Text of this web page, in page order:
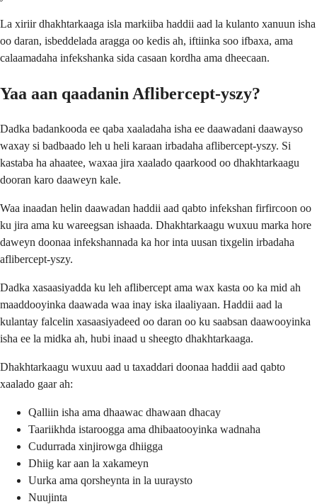
La xiriir dhakhtarkaaga isla markiiba haddii aad la kulanto xanuun isha
oo daran, isbeddelada aragga oo kedis ah, iftiinka soo ifbaxa, ama
calaamadaha infekshanka sida casaan kordha ama dheecaan.
Yaa aan qaadanin Aflibercept-yszy?
Dadka badankooda ee qaba xaaladaha isha ee daawadani daawayso
waxay si badbaado leh u heli karaan irbadaha aflibercept-yszy. Si
kastaba ha ahaatee, waxaa jira xaalado qaarkood oo dhakhtarkaagu
dooran karo daaweyn kale.
Waa inaadan helin daawadan haddii aad qabto infekshan firfircoon oo
ku jira ama ku wareegsan ishaada. Dhakhtarkaagu wuxuu marka hore
daweyn doonaa infekshannada ka hor inta uusan tixgelin irbadaha
aflibercept-yszy.
Dadka xasaasiyadda ku leh aflibercept ama wax kasta oo ka mid ah
maaddooyinka daawada waa inay iska ilaaliyaan. Haddii aad la
kulantay falcelin xasaasiyadeed oo daran oo ku saabsan daawooyinka
isha ee la midka ah, hubi inaad u sheegto dhakhtarkaaga.
Dhakhtarkaagu wuxuu aad u taxaddari doonaa haddii aad qabto
xaalado gaar ah:
Qalliin isha ama dhaawac dhawaan dhacay
Taariikhda istaroogga ama dhibaatooyinka wadnaha
Cudurrada xinjirowga dhiigga
Dhiig kar aan la xakameyn
Uurka ama qorsheynta in la uuraysto
Nuujinta